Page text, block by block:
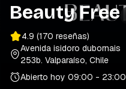
Beauty Free
4.9 (170 reseñas)
Avenida isidoro dubornais
253b. Valparaíso, Chile
Abierto hoy 09:00 - 23:00